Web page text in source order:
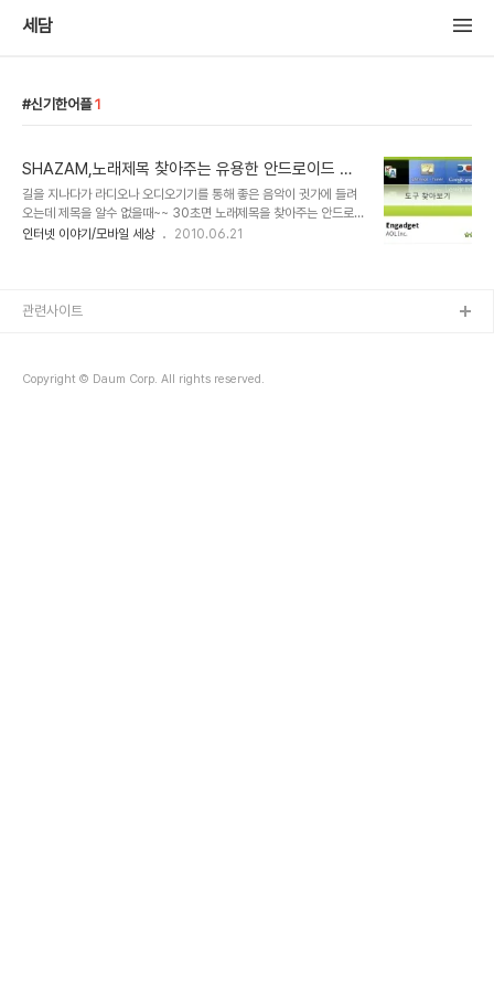
세담
신기한어플 1
SHAZAM,노래제목 찾아주는 유용한 안드로이드 어
플
길을 지나다가 라디오나 오디오기기를 통해 좋은 음악이 귓가에 들려
오는데 제목을 알수 없을때~~ 30초면 노래제목을 찾아주는 안드로
이드 어플이 있습니다.바로 SHAZAM' 마켓에 접속하여 SHAZAM
는 음악을 스캔합니다. 음악을 들려준지 30초 정도 지나면
오래전 기억속에서 지워진 음악이나 잘 모르는 신곡들..
인터넷 이야기/모바일 세상 2010.06.21
Copyright © Daum Corp. All rights reserved.
관련사이트